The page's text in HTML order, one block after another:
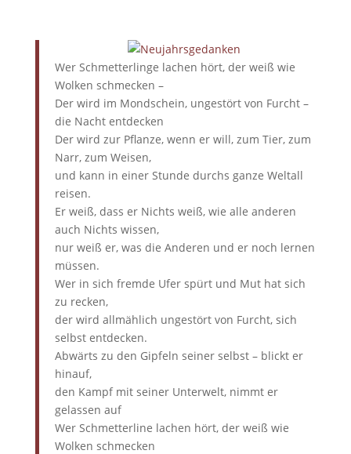
Wer Schmetterlinge lachen hört, der weiß wie
Wolken schmecken –
Der wird im Mondschein, ungestört von Furcht –
die Nacht entdecken
Der wird zur Pflanze, wenn er will, zum Tier, zum
Narr, zum Weisen,
und kann in einer Stunde durchs ganze Weltall
reisen.
Er weiß, dass er Nichts weiß, wie alle anderen
auch Nichts wissen,
nur weiß er, was die Anderen und er noch lernen
müssen.
Wer in sich fremde Ufer spürt und Mut hat sich
zu recken,
der wird allmählich ungestört von Furcht, sich
selbst entdecken.
Abwärts zu den Gipfeln seiner selbst – blickt er
hinauf,
den Kampf mit seiner Unterwelt, nimmt er
gelassen auf
Wer Schmetterline lachen hört, der weiß wie
Wolken schmecken